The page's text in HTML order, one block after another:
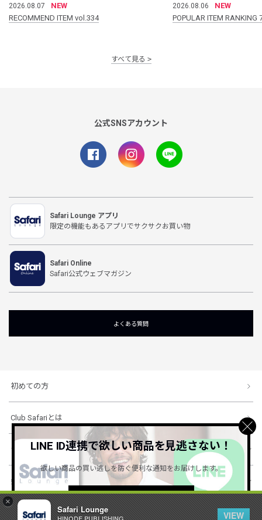
×
Safari Lounge
VIEW
2026.08.07
NEW
RECOMMEND ITEM vol.334
2026.08.06
NEW
POPULAR ITEM
すべて見る
公式SNSアカウント
Safari Lounge アプリ
限定の機能もあるアプリでサクサクお買い物
Safari Online
Safari公式ウェブマガジン
よくある質問
初めての方
Club Safariとは
ショッピングガイド
会社概要・規約
LINE ID連携で欲しい商品を見逃さない！
欲しい商品の買い逃しを防ぐ便利な通知をお届けします。
詳しくはこちら ＞